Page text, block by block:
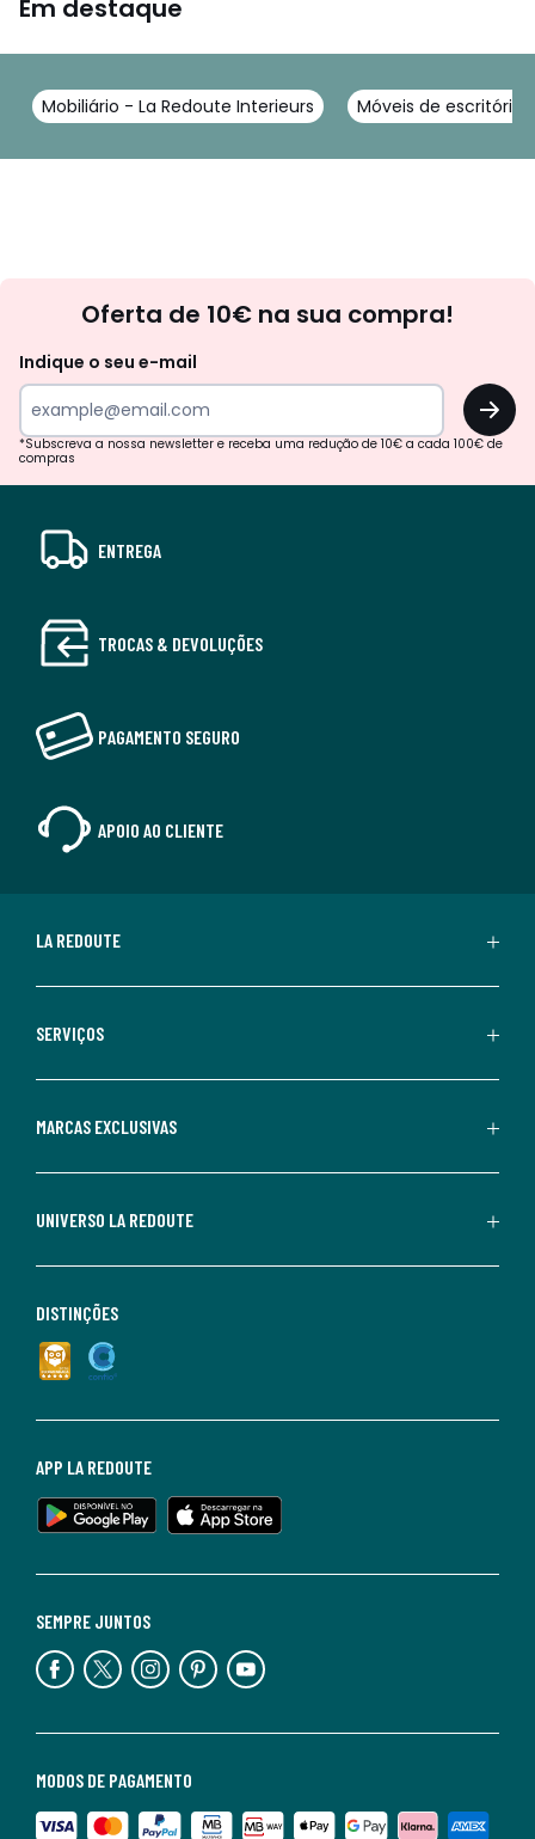
Em destaque
Mobiliário - La Redoute Interieurs Móveis de escritório
Oferta de 10€ na sua compra!
Indique o seu e-mail
OK
*Subscreva a nossa newsletter e receba uma redução de 10€ a cada 100€ de
compras
ENTREGA
TROCAS & DEVOLUÇÕES
PAGAMENTO SEGURO
APOIO AO CLIENTE
LA REDOUTE
SERVIÇOS
MARCAS EXCLUSIVAS
UNIVERSO LA REDOUTE
MODOS DE PAGAMENTO
SEMPRE JUNTOS
APP LA REDOUTE
DISTINÇÕES